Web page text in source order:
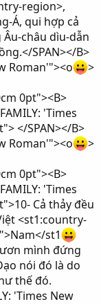
region>,
Á, qui hợp cả
châu dìu-dẫn
SPAN></B>
Roman'"><o
>
0pt"><B>
'Times
</SPAN></B>
Roman'"><o
>
0pt"><B>
'Times
Cả thảy đều
<st1:country-
st1
mình đứng
nói đó là do
thế đó.
'Times New